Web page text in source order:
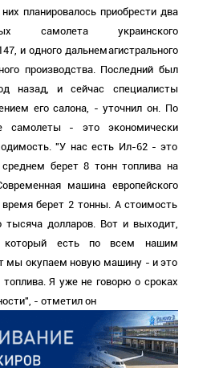
планировалось приобрести два
самолета украинского
и одного дальнемагистрального
производства. Последний был
назад, и сейчас специалисты
его салона, - уточнил он. По
самолеты - это экономически
"У нас есть Ил-62 - это
берет 8 тонн топлива на
машина европейского
берет 2 тонны. А стоимость
тысяча долларов. Вот и выходит,
который есть по всем нашим
мы окупаем новую машину - и это
Я уже не говорю о сроках
- отметил он